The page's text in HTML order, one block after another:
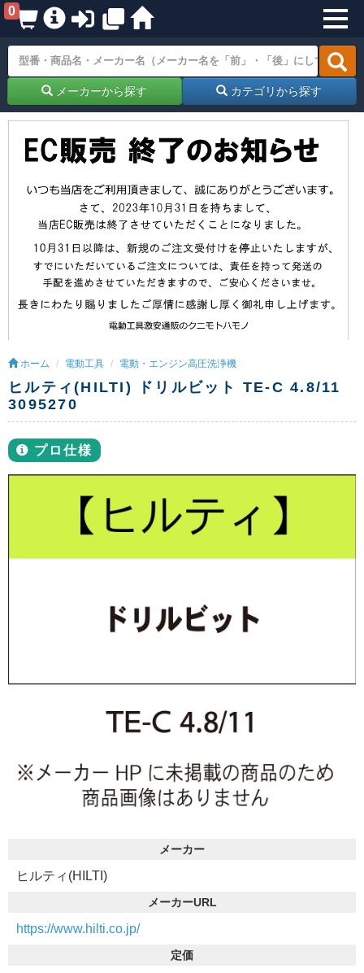
0
メーカーから探す カテゴリから探す
ホーム 電動工具 電動・エンジン高圧洗浄機
ヒルティ(HILTI) ドリルビット TE-C 4.8/11
3095270
プロ仕様
メーカー
ヒルティ(HILTI)
メーカーURL
https://www.hilti.co.jp/
定価